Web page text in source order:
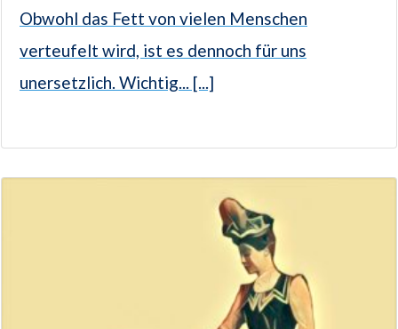
Obwohl das Fett von vielen Menschen
verteufelt wird, ist es dennoch für uns
unersetzlich. Wichtig... [...]